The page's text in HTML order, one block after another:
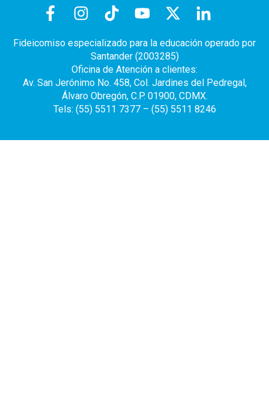
Fideicomiso especializado para la educación operado por
Santander (2003285)
Oficina de Atención a clientes:
Av. San Jerónimo No. 458, Col. Jardines del Pedregal,
Álvaro Obregón, C.P. 01900, CDMX.
Tels: (55) 5511 7377 – (55) 5511 8246